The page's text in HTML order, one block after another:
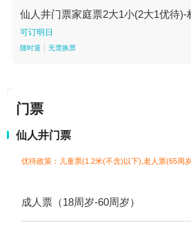
仙人井门票家庭票2大1小(2大1优待)-
可订明日
随时退 无需换票
门票
仙人井门票
优待政策：儿童票(1.2米(不含)以下),老人票(65周
成人票（18周岁-60周岁）